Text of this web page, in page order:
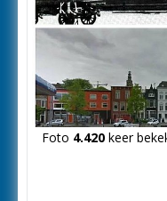
Foto 4.420keer